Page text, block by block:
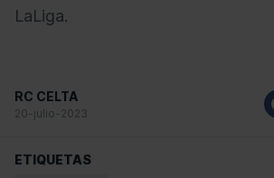
LaLiga.
RC CELTA
20-julio-2023
ETIQUETAS